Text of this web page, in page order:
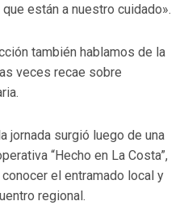
están a nuestro cuidado».
también hablamos de la
veces recae sobre
jornada surgió luego de una
“Hecho en La Costa”,
el entramado local y
regional.